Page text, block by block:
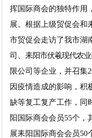
挥国际商会的独特作用
展。根据上级贸促会和
市贸促会走访了我市湖
司
耒阳市伏羲现代农业
限公司等企业，并召集
因疫情造成的影响，积
缺等复工复产工作，同
阳国际商会会员55个，
展耒阳国际商会会员50